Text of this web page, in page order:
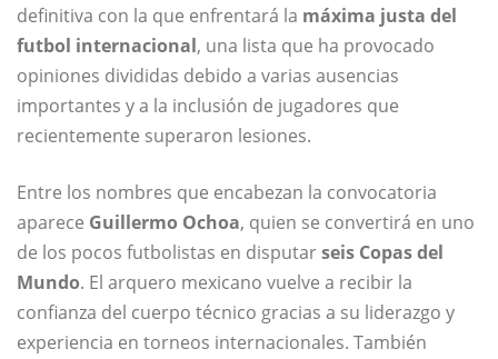
definitiva con la que enfrentará la máxima justa del
futbol internacional, una lista que ha provocado
opiniones divididas debido a varias ausencias
importantes y a la inclusión de jugadores que
recientemente superaron lesiones.
Entre los nombres que encabezan la convocatoria
aparece Guillermo Ochoa, quien se convertirá en uno
de los pocos futbolistas en disputarseis Copas del
Mundo. El arquero mexicano vuelve a recibir la
confianza del cuerpo técnico gracias a su liderazgo y
experiencia en torneos internacionales. También